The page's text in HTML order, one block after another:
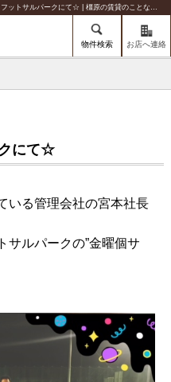
☆ＦＥＥＬフットサルパークにて☆【更新】☆ＦＥＥＬフットサルパークにて☆ | 橿原の賃貸のことならならすも【株式会社shinka】
物件検索 お店へ連絡
にて☆
いる管理会社の宮本社長
サルパークの”金曜個サ